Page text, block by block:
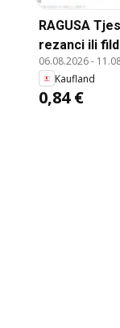
RAGUSA
rezanci ili
06.08.2026-
Kaufland
0,84 €